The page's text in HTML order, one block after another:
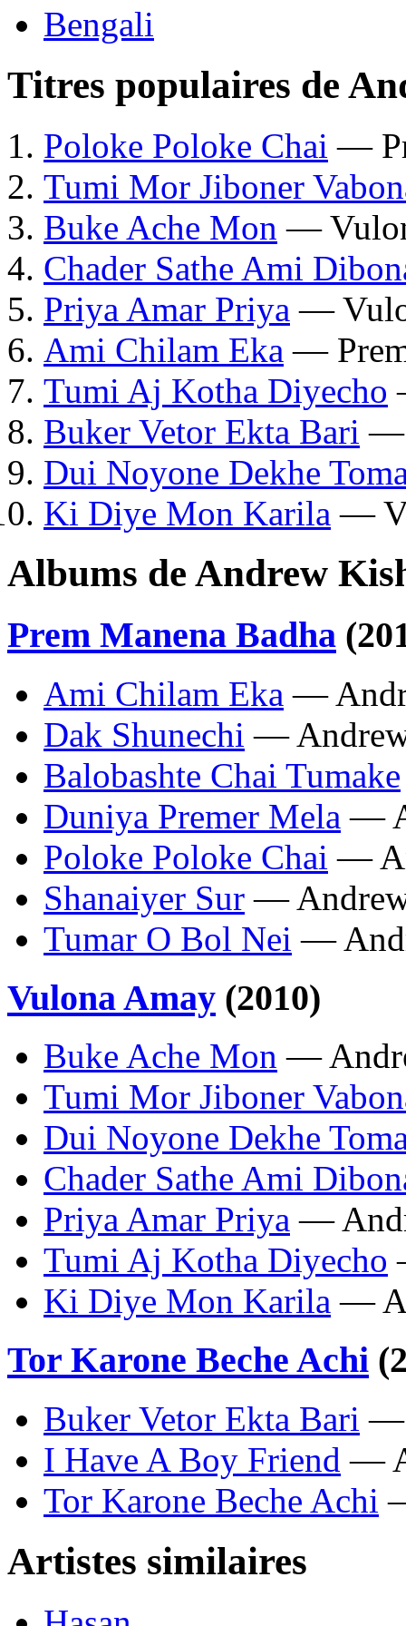
Bengali
Titres populaires de
Poloke Poloke Chai —
Tumi Mor Jiboner
Buke Ache Mon —
Chader Sathe Ami
Priya Amar Priya —
Ami Chilam Eka —
Tumi Aj Kotha Diyecho
Buker Vetor Ekta Bari —
Dui Noyone Dekhe
Ki Diye Mon Karila —
Albums de Andrew
Prem Manena Badha
Ami Chilam Eka —
Dak Shunechi —
Balobashte Chai Tumake
Duniya Premer Mela —
Poloke Poloke Chai —
Shanaiyer Sur —
Tumar O Bol Nei —
Vulona Amay (2010)
Buke Ache Mon —
Tumi Mor Jiboner
Dui Noyone Dekhe
Chader Sathe Ami
Priya Amar Priya —
Tumi Aj Kotha Diyecho
Ki Diye Mon Karila —
Tor Karone Beche Achi
Buker Vetor Ekta Bari —
I Have A Boy Friend —
Tor Karone Beche Achi
Artistes similaires